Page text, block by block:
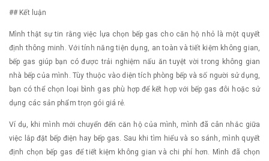
## Kết luận
Mình thật sự tin rằng việc lựa chọn bếp gas cho căn hộ nhỏ là một quyết
định thông minh. Với tính năng tiện dụng, an toàn và tiết kiệm không gian,
bếp gas giúp bạn có được trải nghiệm nấu ăn tuyệt vời trong không gian
nhà bếp của mình. Tùy thuộc vào diện tích phòng bếp và số người sử dụng,
bạn có thể chọn loại bình gas phù hợp để kết hợp với bếp gas đôi hoặc sử
dụng các sản phẩm trọn gói giá rẻ.
Ví dụ, khi mình mới chuyển đến căn hộ của mình, mình đã cân nhắc giữa
việc lắp đặt bếp điện hay bếp gas. Sau khi tìm hiểu và so sánh, mình quyết
định chọn bếp gas để tiết kiệm không gian và chi phí hơn. Mình đã chọn